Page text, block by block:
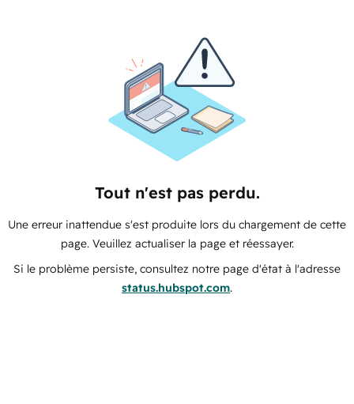
Tout n'est pas perdu.
Une erreur inattendue s'est produite lors du chargement de cette
page. Veuillez actualiser la page et réessayer.
Si le problème persiste, consultez notre page d'état à l'adresse
status.hubspot.com.